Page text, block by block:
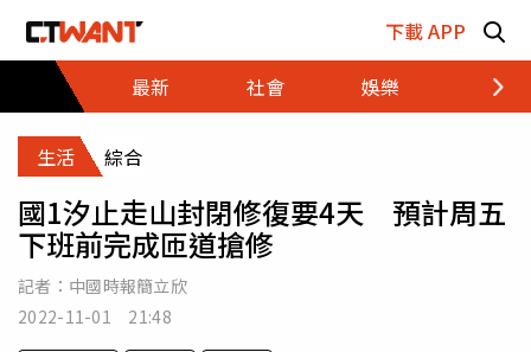
下載 APP
最新
社會 娛樂 財經
生活 綜合
國1汐止走山封閉修復要4天 預計周五
下班前完成匝道搶修
記者： 中國時報簡立欣
2022-11-01 21:48